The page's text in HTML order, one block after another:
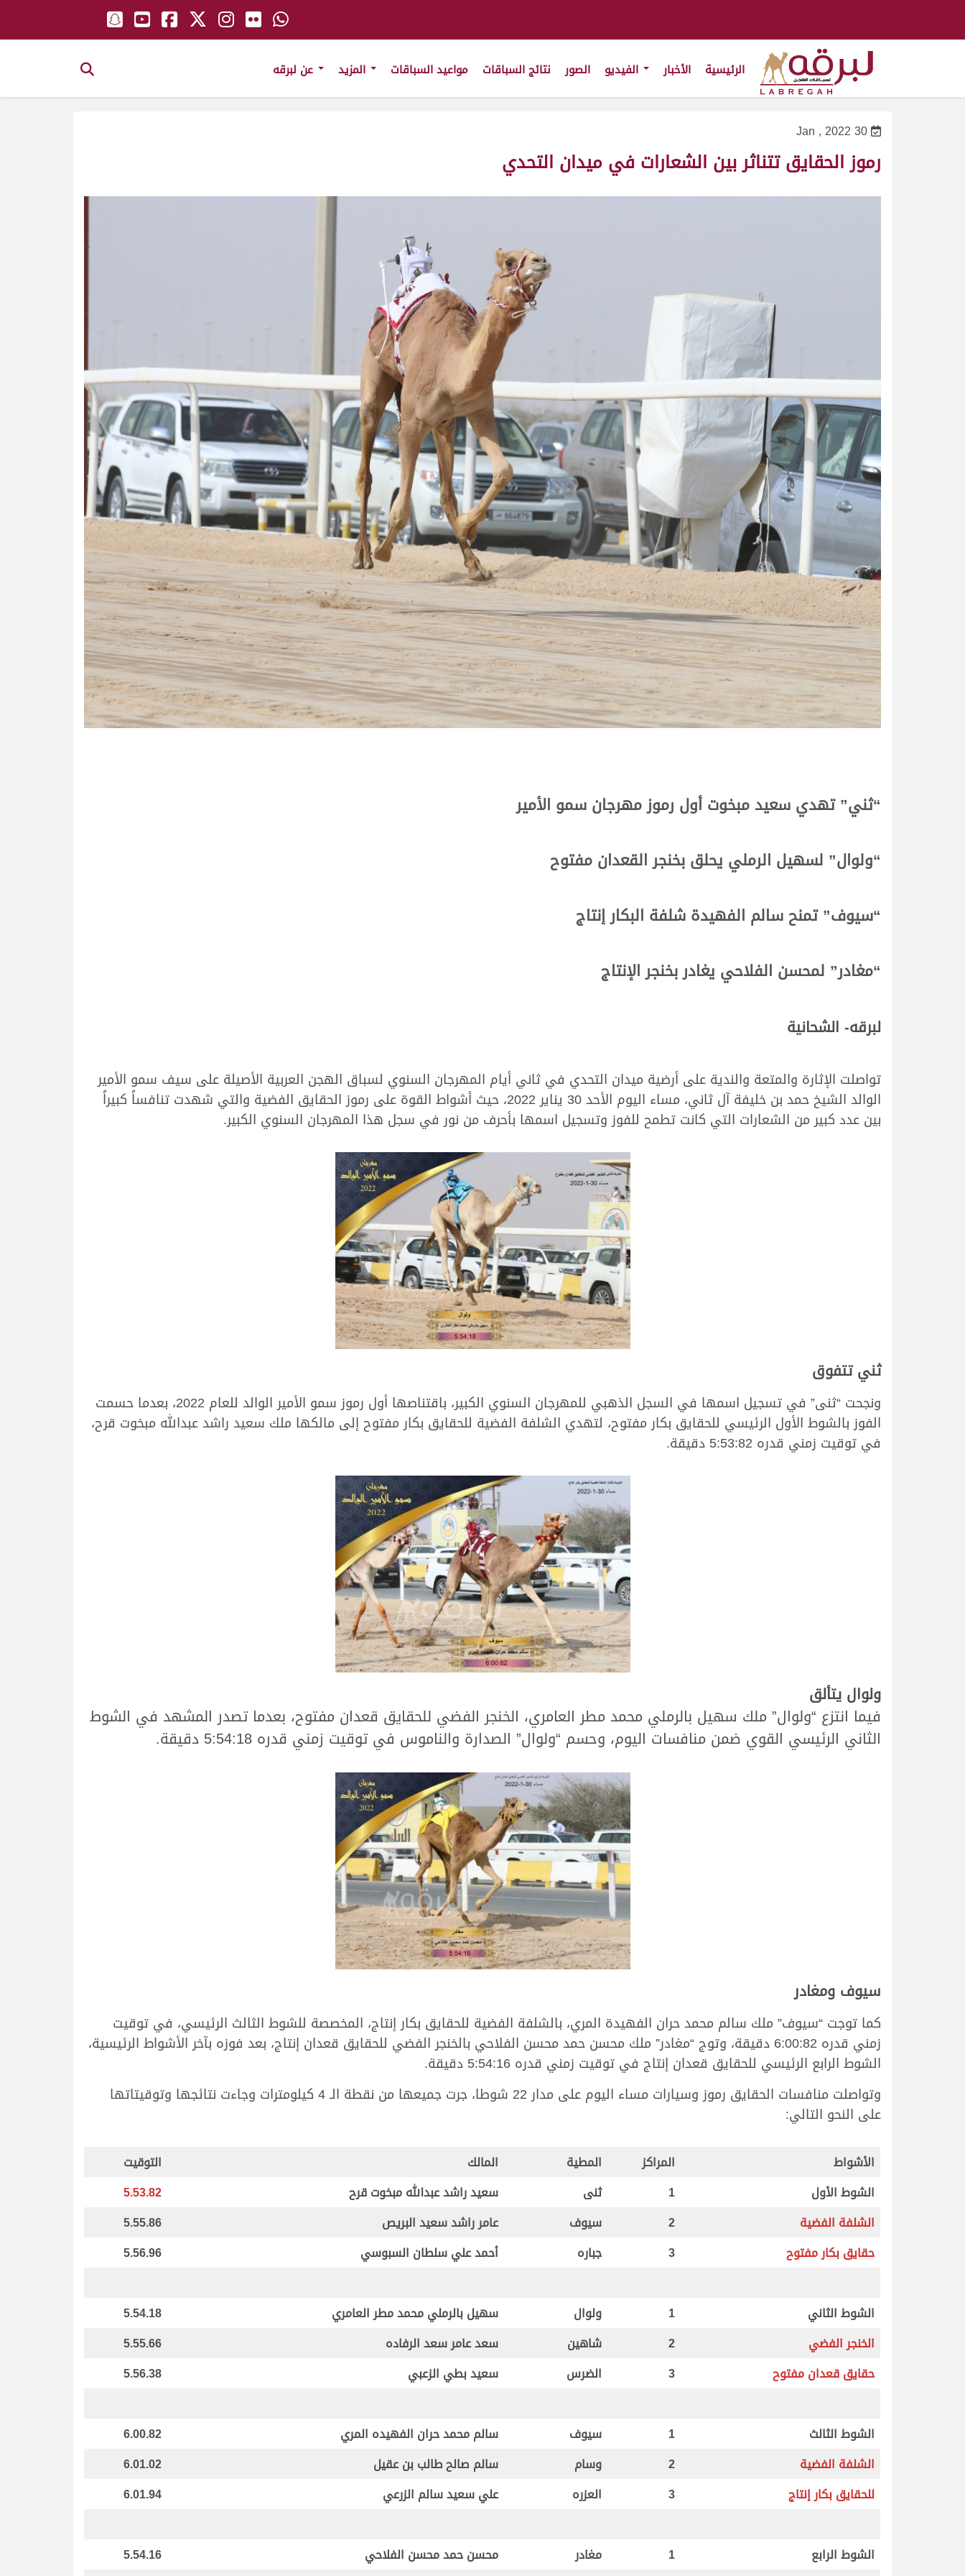
الرئيسية الأخبار الصور نتائج السباقات مواعيد السباقات
30 Jan , 2022
رموز الحقايق تتناثر بين الشعارات في ميدان التحدي
“ثني” تهدي سعيد مبخوت أول رموز مهرجان سمو الأمير
“ولوال” لسهيل الرملي يحلق بخنجر القعدان مفتوح
“سيوف” تمنح سالم الفهيدة شلفة البكار إنتاج
“مغادر” لمحسن الفلاحي يغادر بخنجر الإنتاج
لبرقه- الشحانية
تواصلت الإثارة والمتعة والندية على أرضية ميدان التحدي في ثاني أيام المهرجان السنوي لسباق الهجن العربية الأصيلة على سيف سمو الأمير
الوالد الشيخ حمد بن خليفة آل ثاني، مساء اليوم الأحد 30 يناير 2022، حيث أشواط القوة على رموز الحقايق الفضية والتي شهدت تنافساً كبيراً
بين عدد كبير من الشعارات التي كانت تطمح للفوز وتسجيل اسمها بأحرف من نور في سجل هذا المهرجان السنوي الكبير.
ثني تتفوق
ونجحت “ثنى” في تسجيل اسمها في السجل الذهبي للمهرجان السنوي الكبير، باقتناصها أول رموز سمو الأمير الوالد للعام 2022، بعدما حسمت
الفوز بالشوط الأول الرئيسي للحقايق بكار مفتوح، لتهدي الشلفة الفضية للحقايق بكار مفتوح إلى مالكها ملك سعيد راشد عبدالله مبخوت قرح،
في توقيت زمني قدره 5:53:82 دقيقة.
ولوال يتألق
فيما انتزع “ولوال” ملك سهيل بالرملي محمد مطر العامري، الخنجر الفضي للحقايق قعدان مفتوح، بعدما تصدر المشهد في الشوط
الثاني الرئيسي القوي ضمن منافسات اليوم، وحسم “ولوال” الصدارة والناموس في توقيت زمني قدره 5:54:18 دقيقة.
سيوف ومغادر
كما توجت “سيوف” ملك سالم محمد حران الفهيدة المري، بالشلفة الفضية للحقايق بكار إنتاج، المخصصة للشوط الثالث الرئيسي، في توقيت
زمني قدره 6:00:82 دقيقة، وتوج “مغادر” ملك محسن حمد محسن الفلاحي بالخنجر الفضي للحقايق قعدان إنتاج، بعد فوزه بآخر الأشواط الرئيسية،
الشوط الرابع الرئيسي للحقايق قعدان إنتاج في توقيت زمني قدره 5:54:16 دقيقة.
وتواصلت منافسات الحقايق رموز وسيارات مساء اليوم على مدار 22 شوطا، جرت جميعها من نقطة الـ 4 كيلومترات وجاءت نتائجها وتوقيتاتها
على النحو التالي:
الأشواط المراكز المطية المالك
التوقيت
الشوط الأول
1 ثنى سعيد راشد عبدالله مبخوت قرح
5.53.82
الشلفة الفضية
2 سيوف عامر راشد سعيد البريص
5.55.86
حقايق بكار مفتوح
3 جباره أحمد علي سلطان السبوسي 5.56.96
الشوط الثاني 1 ولوال سهيل بالرملي محمد مطر العامري
5.54.18
الخنجر الفضي
2 شاهين سعد عامر سعد الرفاده
5.55.66
حقايق قعدان مفتوح
3 الضرس سعيد بطي الزعبي 5.56.38
الشوط الثالث 1 سيوف سالم محمد حران الفهيده المري
6.00.82
الشلفة الفضية
2 وسام سالم صالح طالب بن عقيل
6.01.02
للحقايق بكار إنتاج
3 العزره علي سعيد سالم الزرعي 6.01.94
الشوط الرابع 1 مغادر محسن حمد محسن الفلاحي
5.54.16